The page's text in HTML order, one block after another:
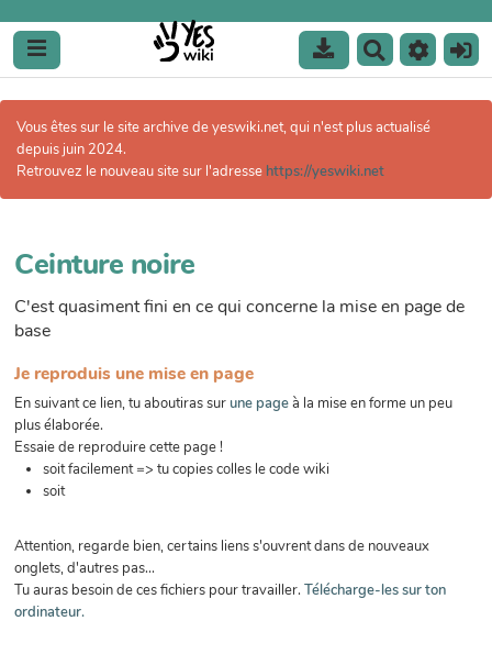
e
e
h
Vous êtes sur le site archive de yeswiki.net, qui n'est plus actualisé
depuis juin 2024.
Retrouvez le nouveau site sur l'adresse https://yeswiki.net
Ceinture noire
C'est quasiment fini en ce qui concerne la mise en page de
base
Je reproduis une mise en page
En suivant ce lien, tu aboutiras sur une pageà la mise en forme un peu
plus élaborée.
Essaie de reproduire cette page !
soit facilement => tu copies colles le code wiki
soit
Attention, regarde bien, certains liens s'ouvrent dans de nouveaux
onglets, d'autres pas...
Tu auras besoin de ces fichiers pour travailler. Télécharge-les sur ton
ordinateur.